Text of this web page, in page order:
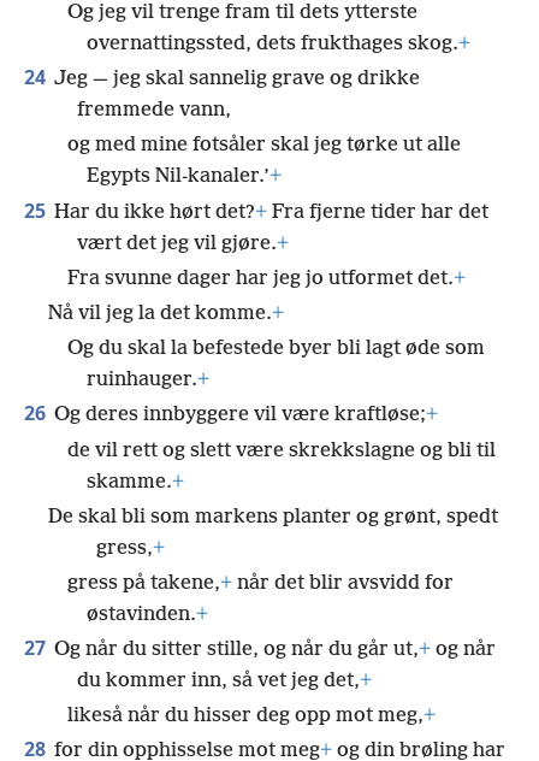
Og jeg vil trenge fram til dets ytterste
overnattingssted, dets frukthages skog.+
24 Jeg — jeg skal sannelig grave og drikke
fremmede vann,
og med mine fotsåler skal jeg tørke ut alle
Egypts Nil-kanaler.’+
25 Har du ikke hørt det?+ Fra fjerne tider har det
vært det jeg vil gjøre.+
Fra svunne dager har jeg jo utformet det.+
Nå vil jeg la det komme.+
Og du skal la befestede byer bli lagt øde som
ruinhauger.+
26 Og deres innbyggere vil være kraftløse;+
de vil rett og slett være skrekkslagne og bli til
skamme.+
De skal bli som markens planter og grønt, spedt
gress,+
gress på takene,+ når det blir avsvidd for
østavinden.+
27 Og når du sitter stille, og når du går ut,+ og når
du kommer inn, så vet jeg det,+
likeså når du hisser deg opp mot meg,+
28 for din opphisselse mot meg+ og din brøling har